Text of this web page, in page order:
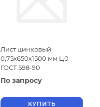
Лист цинковый
0,75х650х1500 мм Ц0
ГОСТ 598-90
По запросу
КУПИТЬ